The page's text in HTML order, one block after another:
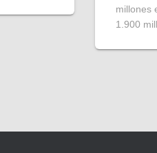
millones
1.900